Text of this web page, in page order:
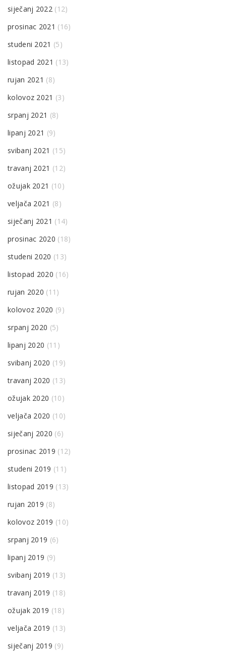
siječanj 2022 (12)
prosinac 2021 (16)
studeni 2021 (5)
listopad 2021 (13)
rujan 2021 (8)
kolovoz 2021 (3)
srpanj 2021 (8)
lipanj 2021 (9)
svibanj 2021 (15)
travanj 2021 (12)
ožujak 2021 (10)
veljača 2021 (8)
siječanj 2021 (14)
prosinac 2020 (18)
studeni 2020 (13)
listopad 2020 (16)
rujan 2020 (11)
kolovoz 2020 (9)
srpanj 2020 (5)
lipanj 2020 (11)
svibanj 2020 (19)
travanj 2020 (13)
ožujak 2020 (10)
veljača 2020 (10)
siječanj 2020 (6)
prosinac 2019 (12)
studeni 2019 (11)
listopad 2019 (13)
rujan 2019 (8)
kolovoz 2019 (10)
srpanj 2019 (6)
lipanj 2019 (9)
svibanj 2019 (13)
travanj 2019 (18)
ožujak 2019 (18)
veljača 2019 (13)
siječanj 2019 (9)